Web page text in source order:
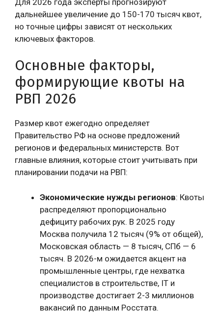
дальнейшее увеличение до 150-170 тысяч квот,
но точные цифры зависят от нескольких
ключевых факторов.
Основные факторы,
формирующие квоты на
РВП 2026
Размер квот ежегодно определяет
Правительство РФ на основе предложений
регионов и федеральных министерств. Вот
главные влияния, которые стоит учитывать при
планировании подачи на РВП:
Экономические нужды регионов: Квоты
распределяют пропорционально
дефициту рабочих рук. В 2025 году
Москва получила 12 тысяч (9% от общей),
Московская область — 8 тысяч, СПб — 6
тысяч. В 2026-м ожидается акцент на
промышленные центры, где нехватка
специалистов в строительстве, IT и
производстве достигает 2-3 миллионов
вакансий по данным Росстата.